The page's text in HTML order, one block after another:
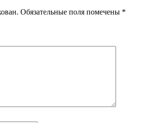
Обязательные поля помечены *